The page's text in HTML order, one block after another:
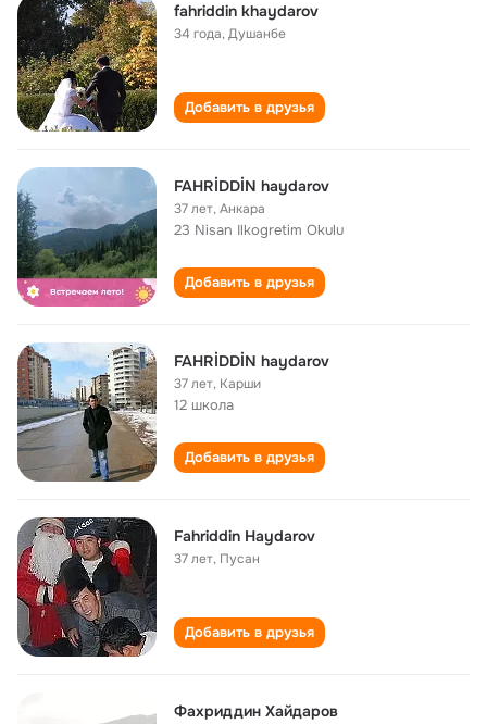
fahriddin khaydarov
34 года,Душанбе
Добавить в друзья
FAHRİDDİN haydarov
37 лет,Анкара
23 Nisan Ilkogretim Okulu
Добавить в друзья
FAHRİDDİN haydarov
37 лет, Карши
12 школа
Добавить в друзья
Fahriddin Haydarov
37 лет, Пусан
Добавить в друзья
Фахриддин Хайдаров